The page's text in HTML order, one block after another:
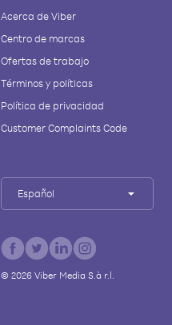
Acerca de Viber
Centro de marcas
Ofertas de trabajo
Términos y políticas
Política de privacidad
Customer Complaints Code
Español
© 2026Viber Media S.à r.l.